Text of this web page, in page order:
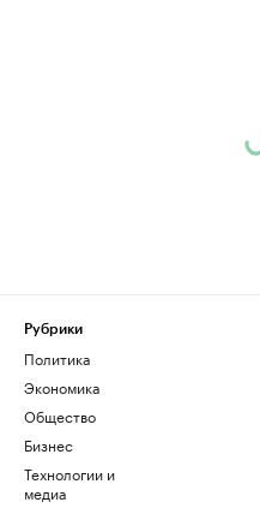
Рубрики
Политика
Экономика
Общество
Бизнес
Технологии и
медиа